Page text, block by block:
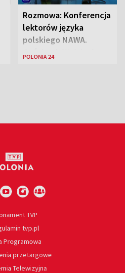
Rozmowa: Konferencja
lektorów języka
polskiego NAWA.
POLONIA 24
TVP
tvp.pl
Programowa
przetargowe
Telewizyjna